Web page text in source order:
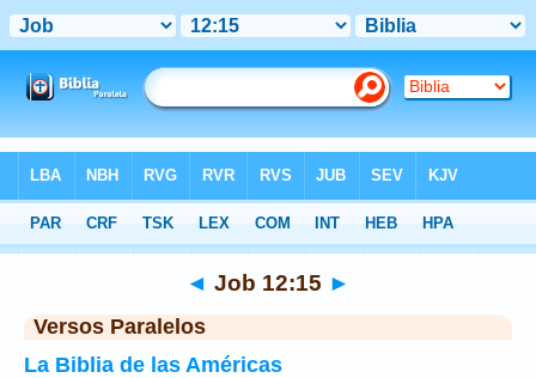
>Job> Capítulo 12 > Verso 15
◄ Job 12:15 ►
Versos Paralelos
La Biblia de las Américas